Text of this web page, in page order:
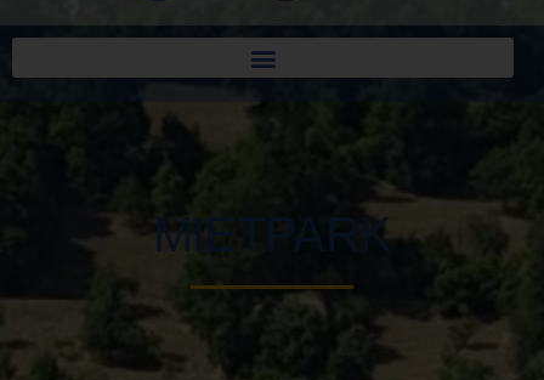
MIETPARK